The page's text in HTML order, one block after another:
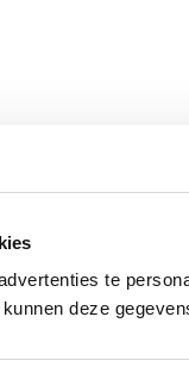
te
deze